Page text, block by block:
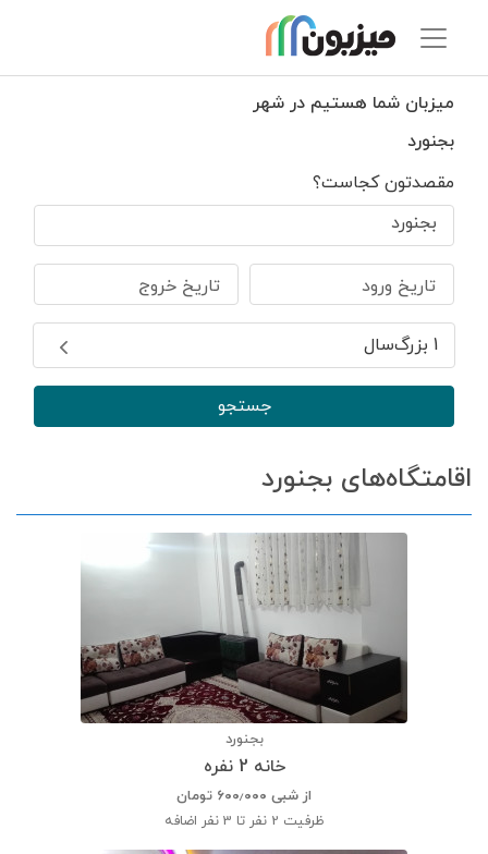
میزبان شما هستیم در شهر
بجنورد
مقصدتون کجاست؟
بجنورد
تاریخ ورود تاریخ خروج
1 بزرگ‌سال
جستجو
اقامتگاه‌های بجنورد
بجنورد
خانه 2 نفره
از شبی ۶۰۰٫۰۰۰ تومان
ظرفیت 2 نفر تا 3 نفر اضافه